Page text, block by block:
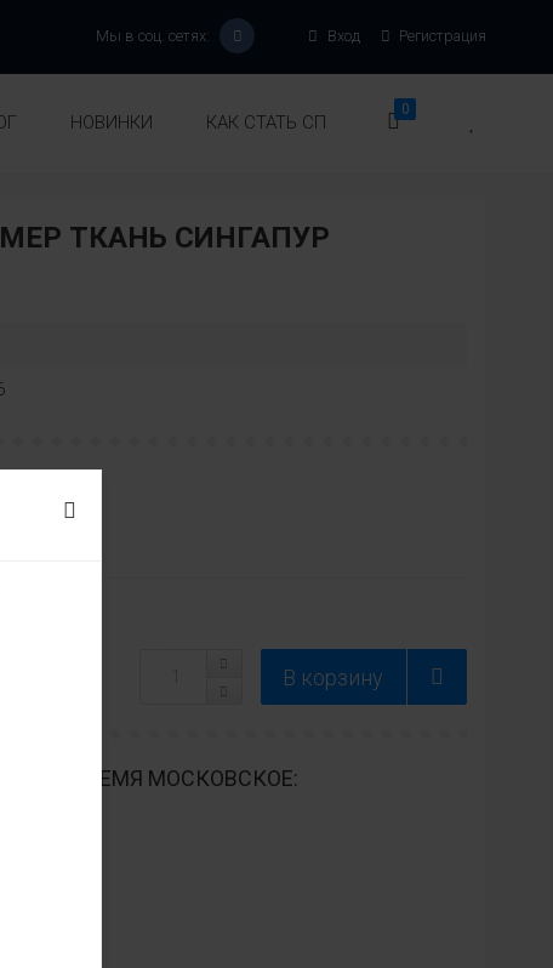
Вход Регистрация
Мы в соц. сетях:
НОВИНКИ КАК СТАТЬ СП
0
ТКАНЬ СИНГАПУР
ВРЕМЯ МОСКОВСКОЕ: